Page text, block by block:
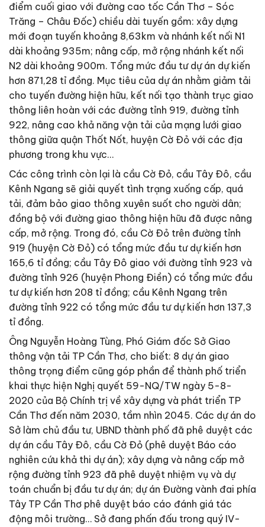
điểm cuối giao với đường cao tốc Cần Thơ – Sóc
Trăng – Châu Ðốc) chiều dài tuyến gồm: xây dựng
mới đoạn tuyến khoảng 8,63km và nhánh kết nối N1
dài khoảng 935m; nâng cấp, mở rộng nhánh kết nối
N2 dài khoảng 900m. Tổng mức đầu tư dự án dự kiến
hơn 871,28 tỉ đồng. Mục tiêu của dự án nhằm giảm tải
cho tuyến đường hiện hữu, kết nối tạo thành trục giao
thông liên hoàn với các đường tỉnh 919, đường tỉnh
922, nâng cao khả năng vận tải của mạng lưới giao
thông giữa quận Thốt Nốt, huyện Cờ Ðỏ với các địa
phương trong khu vực…
Các công trình còn lại là cầu Cờ Ðỏ, cầu Tây Ðô, cầu
Kênh Ngang sẽ giải quyết tình trạng xuống cấp, quá
tải, đảm bảo giao thông xuyên suốt cho người dân;
đồng bộ với đường giao thông hiện hữu đã được nâng
cấp, mở rộng. Trong đó, cầu Cờ Ðỏ trên đường tỉnh
919 (huyện Cờ Ðỏ) có tổng mức đầu tư dự kiến hơn
165,6 tỉ đồng; cầu Tây Ðô giao với đường tỉnh 923 và
đường tỉnh 926 (huyện Phong Ðiền) có tổng mức đầu
tư dự kiến hơn 208 tỉ đồng; cầu Kênh Ngang trên
đường tỉnh 922 có tổng mức đầu tư dự kiến hơn 137,3
tỉ đồng.
Ông Nguyễn Hoàng Tùng, Phó Giám đốc Sở Giao
thông vận tải TP Cần Thơ, cho biết: 8 dự án giao
thông trọng điểm cũng góp phần để thành phố triển
khai thực hiện Nghị quyết 59-NQ/TW ngày 5-8-
2020 của Bộ Chính trị về xây dựng và phát triển TP
Cần Thơ đến năm 2030, tầm nhìn 2045. Các dự án do
Sở làm chủ đầu tư, UBND thành phố đã phê duyệt các
dự án cầu Tây Ðô, cầu Cờ Ðỏ (phê duyệt Báo cáo
nghiên cứu khả thi dự án); xây dựng và nâng cấp mở
rộng đường tỉnh 923 đã phê duyệt nhiệm vụ và dự
toán chuẩn bị đầu tư dự án; dự án Ðường vành đai phía
Tây TP Cần Thơ phê duyệt báo cáo đánh giá tác
động môi trường… Sở đang phấn đấu trong quý IV-